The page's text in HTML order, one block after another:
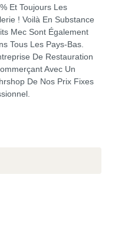
Et Toujours Les
! Voilà En Substance
Mec Sont Également
Tous Les Pays-Bas.
De Restauration
Avec Un
De Nos Prix Fixes